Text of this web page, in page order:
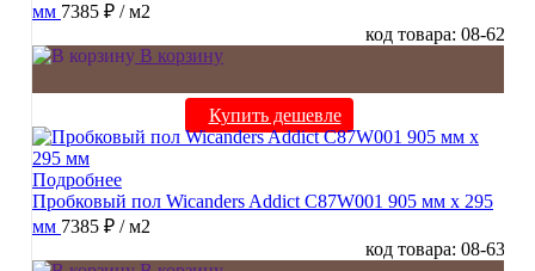
мм 7385 ₽ / м2
код товара: 08-62
В корзину
Купить дешевле
Подробнее
Пробковый пол Wicanders Addict C87W001 905 мм х 295
мм 7385 ₽ / м2
код товара: 08-63